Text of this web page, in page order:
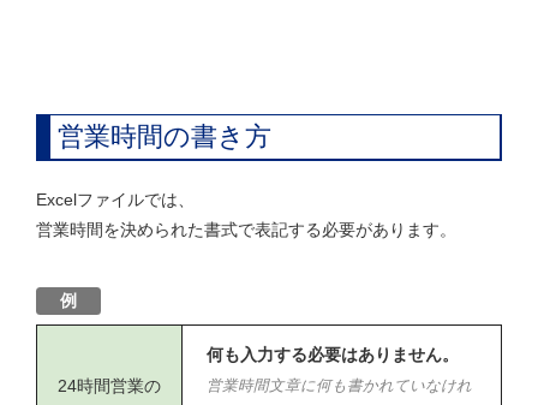
営業時間の書き方
Excelファイルでは、
営業時間を決められた書式で表記する必要があります。
例
24時間営業の
何も入力する必要はありません。
営業時間文章に何も書かれていなけれ